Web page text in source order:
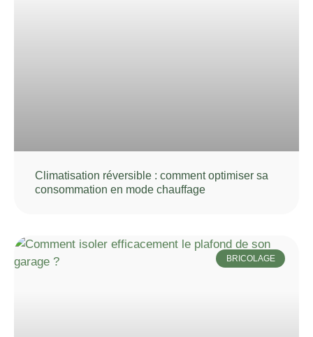
Climatisation réversible : comment optimiser sa
consommation en mode chauffage
BRICOLAGE